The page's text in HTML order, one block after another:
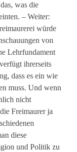
was die
– Weiter:
würde
von
Lehrfundament
ihrerseits
dass es ein wie
muss. Und wenn
nicht
Freimaurer ja
diese
und Politik zu